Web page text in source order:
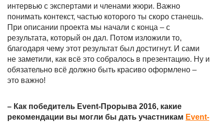
интервью с экспертами и членами жюри. Важно
понимать контекст, частью которого ты скоро станешь.
При описании проекта мы начали с конца – с
результата, который он дал. Потом изложили то,
благодаря чему этот результат был достигнут. И сами
не заметили, как всё это собралось в презентацию. Ну и
обязательно всё должно быть красиво оформлено –
это важно!
– Как победитель Event-Прорыва 2016, какие
рекомендации вы могли бы дать участникам Event-